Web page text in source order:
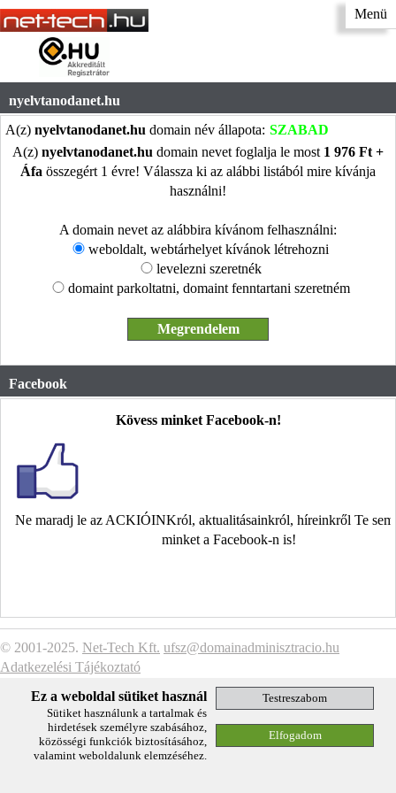
Menü
nyelvtanodanet.hu
A(z) nyelvtanodanet.hu domain név állapota: SZABAD
A(z) nyelvtanodanet.hu domain nevet foglalja le most 1 976 Ft +
Áfa összegért 1 évre! Válassza ki az alábbi listából mire kívánja
használni!
A domain nevet az alábbira kívánom felhasználni:
weboldalt, webtárhelyet kívánok létrehozni
levelezni szeretnék
domaint parkoltatni, domaint fenntartani szeretném
Facebook
Kövess minket Facebook-n!
Ne maradj le az ACKIÓINKról, aktualitásainkról, híreinkről Te
minket a Facebook-n is!
© 2001-2025. Net-Tech Kft. ufsz@domainadminisztracio.hu
Adatkezelési Tájékoztató
Ez a weboldal sütiket használ
Sütiket használunk a tartalmak és
hirdetések személyre szabásához,
közösségi funkciók biztosításához,
valamint weboldalunk elemzéséhez.